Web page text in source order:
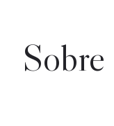
Sobre